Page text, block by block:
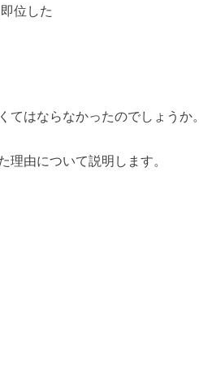
位した
はならなかったのでしょうか。
理由について説明します。